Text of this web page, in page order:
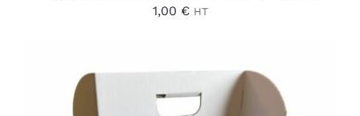
1,00 € HT